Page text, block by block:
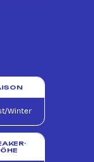
Winter